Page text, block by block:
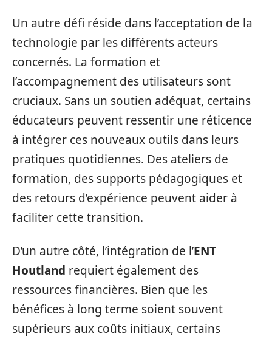
Un autre défi réside dans l’acceptation de la
technologie par les différents acteurs
concernés. La formation et
l’accompagnement des utilisateurs sont
cruciaux. Sans un soutien adéquat, certains
éducateurs peuvent ressentir une réticence
à intégrer ces nouveaux outils dans leurs
pratiques quotidiennes. Des ateliers de
formation, des supports pédagogiques et
des retours d’expérience peuvent aider à
faciliter cette transition.
D’un autre côté, l’intégration de l’ENT
Houtland requiert également des
ressources financières. Bien que les
bénéfices à long terme soient souvent
supérieurs aux coûts initiaux, certains